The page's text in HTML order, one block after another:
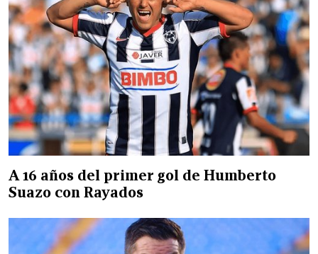
A 16 años del primer gol de Humberto
Suazo con Rayados